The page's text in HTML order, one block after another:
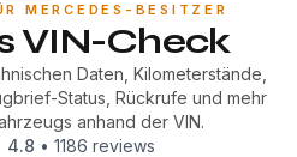
MERCEDES-BESITZER
VIN-Check
Daten, Kilometerstände,
Status, Rückrufe und mehr
anhand der VIN.
4.8 • 1186 reviews